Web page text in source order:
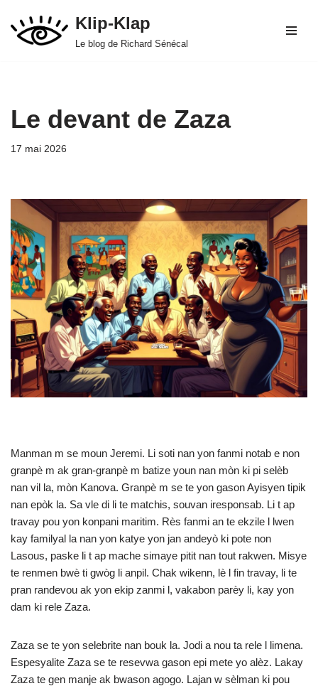
Aller
Klip-Klap
Le blog de Richard Sénécal
Le devant de Zaza
17 mai 2026
Manman m se moun Jeremi. Li soti nan yon fanmi notab e non
granpè m ak gran-granpè m batize youn nan mòn ki pi selèb
nan vil la, mòn Kanova. Granpè m se te yon gason Ayisyen tipik
nan epòk la. Sa vle di li te matchis, souvan iresponsab. Li t ap
travay pou yon konpani maritim. Rès fanmi an te ekzile l lwen
kay familyal la nan yon katye yon jan andeyò ki pote non
Lasous, paske li t ap mache simaye pitit nan tout rakwen. Misye
te renmen bwè ti gwòg li anpil. Chak wikenn, lè l fin travay, li te
pran randevou ak yon ekip zanmi l, vakabon parèy li, kay yon
dam ki rele Zaza.
Zaza se te yon selebrite nan bouk la. Jodi a nou ta rele l limena.
Espesyalite Zaza se te resevwa gason epi mete yo alèz. Lakay
Zaza te gen manje ak bwason agogo. Lajan w sèlman ki pou